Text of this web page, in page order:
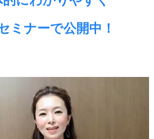
ミナーで公開中！